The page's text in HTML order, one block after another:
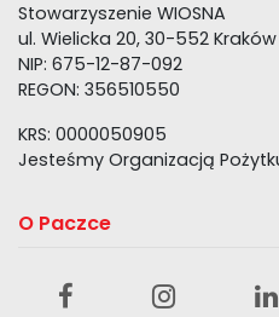
Stowarzyszenie WIOSNA
ul. Wielicka 20, 30-552 Kraków
NIP: 675-12-87-092
REGON: 356510550
KRS: 0000050905
Jesteśmy Organizacją
O Paczce